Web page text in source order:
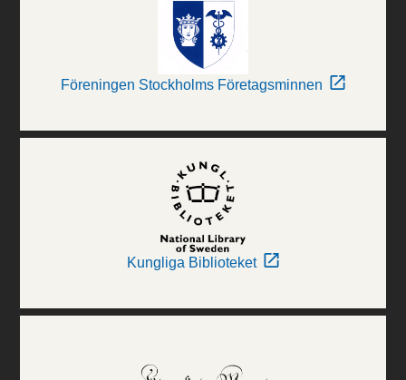
Föreningen Stockholms Företagsminnen
Kungliga Biblioteket